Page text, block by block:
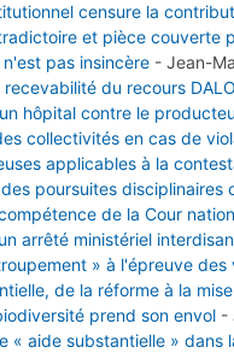
censure la
et pièce couverte
pas insincère -Jean-
recevabilité du recours DALO
hôpital contre le
collectivités en cas de
applicables à la
poursuites
de la Cour
arrêté ministériel
» à l'épreuve des
de la réforme à la
prend son envol -
« aide substantielle » dans